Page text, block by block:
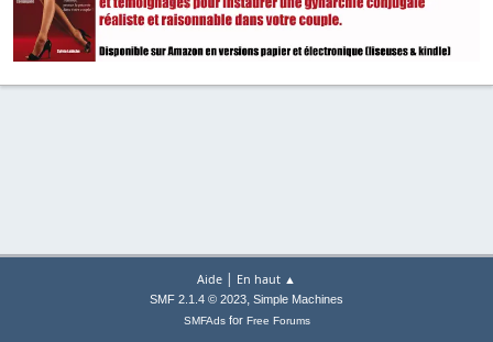
Aide | En haut ▲
SMF 2.1.4 © 2023, Simple Machines
SMFAdsfor Free Forums